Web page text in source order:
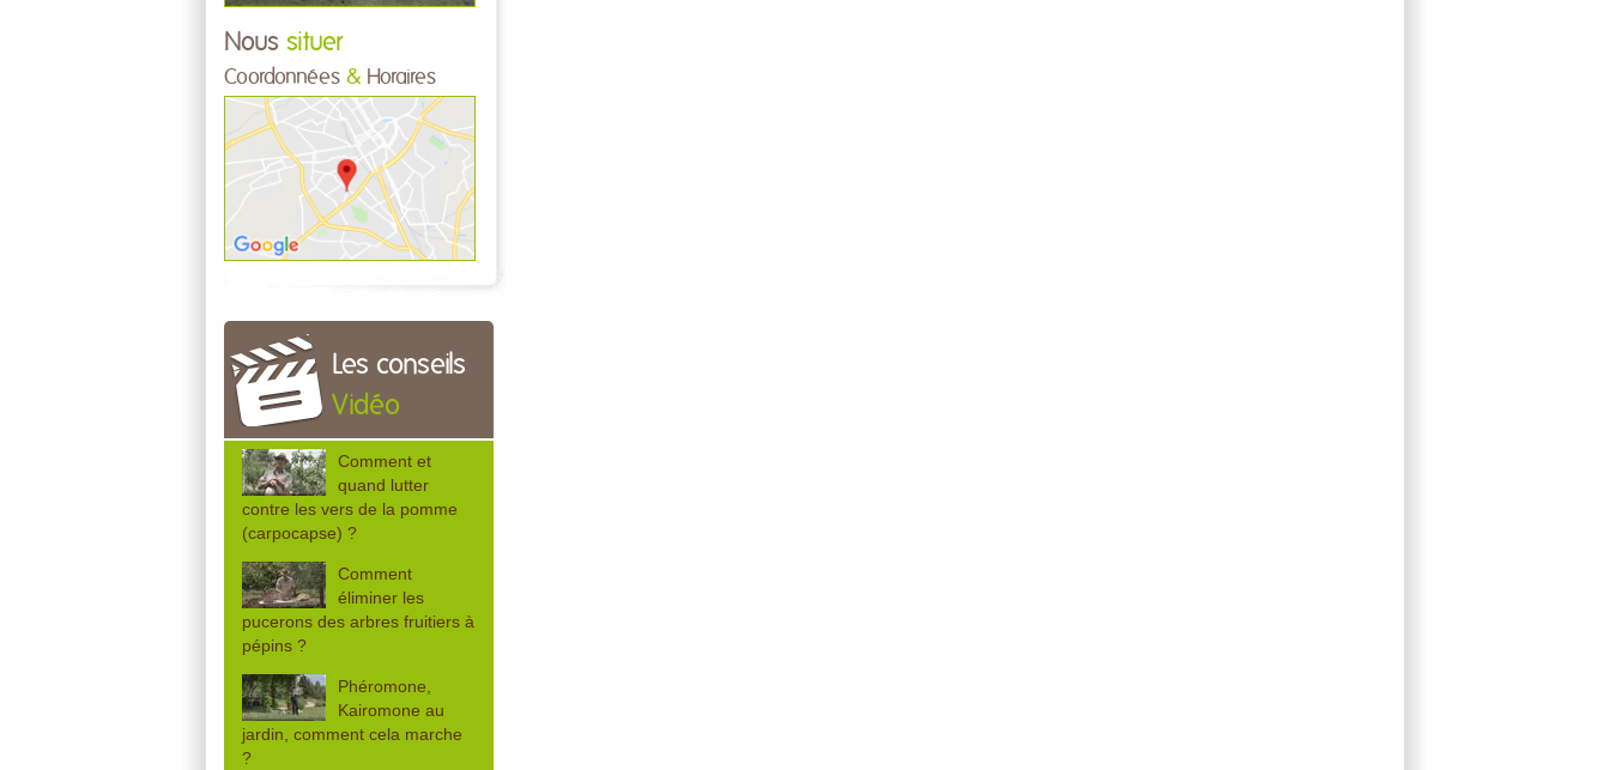
Nous situer
Coordonnées & Horaires
Les conseils
Vidéo
Comment et
quand lutter
contre les vers de la pomme
(carpocapse) ?
Comment
éliminer les
pucerons des arbres fruitiers à
pépins ?
Phéromone,
Kairomone au
jardin, comment cela marche
?